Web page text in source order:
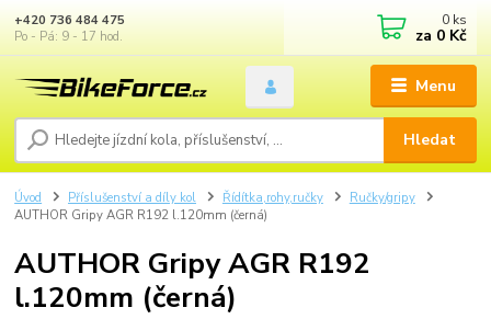
Menu
Hledat
+420 736 484 475
Po - Pá: 9 - 17 hod.
0 ks
za 0 Kč
Úvod Příslušenství a díly kol Řídítka,rohy,ručky
Ručky/gripy
AUTHOR Gripy AGR R192 l.120mm (černá)
AUTHOR Gripy AGR R192
l.120mm (černá)